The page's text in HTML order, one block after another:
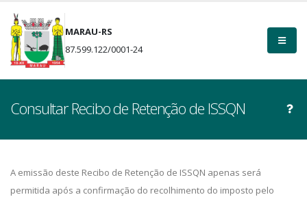
MARAU-RS
87.599.122/0001-24
Consultar Recibo de Retenção de ISSQN
A emissão deste Recibo de Retenção de ISSQN apenas será
permitida após a confirmação do recolhimento do imposto pelo